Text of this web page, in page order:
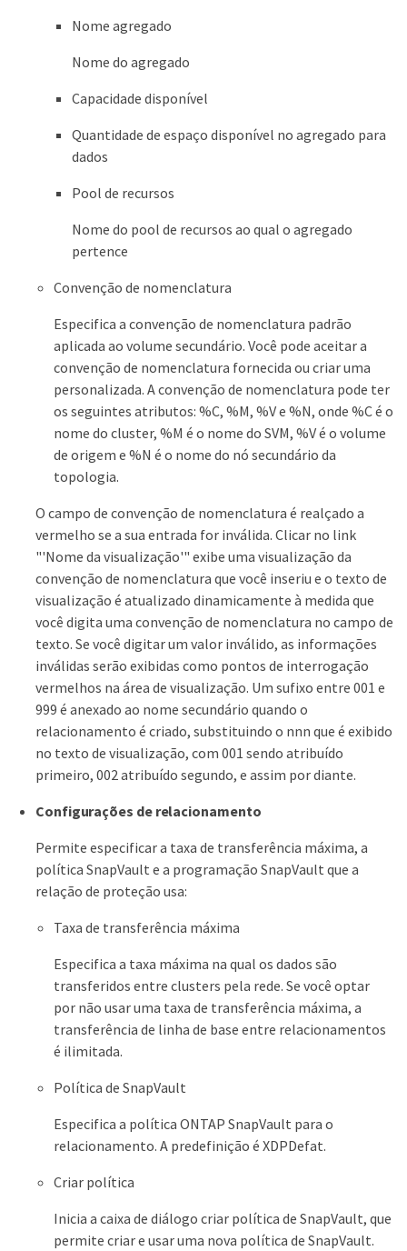
Nome agregado
Nome do agregado
Capacidade disponível
Quantidade de espaço disponível no agregado para
dados
Pool de recursos
Nome do pool de recursos ao qual o agregado
pertence
Convenção de nomenclatura
Especifica a convenção de nomenclatura padrão
aplicada ao volume secundário. Você pode aceitar a
convenção de nomenclatura fornecida ou criar uma
personalizada. A convenção de nomenclatura pode ter
os seguintes atributos: %C, %M, %V e %N, onde %C é o
nome do cluster, %M é o nome do SVM, %V é o volume
de origem e %N é o nome do nó secundário da
topologia.
O campo de convenção de nomenclatura é realçado a
vermelho se a sua entrada for inválida. Clicar no link
"'Nome da visualização'" exibe uma visualização da
convenção de nomenclatura que você inseriu e o texto de
visualização é atualizado dinamicamente à medida que
você digita uma convenção de nomenclatura no campo de
texto. Se você digitar um valor inválido, as informações
inválidas serão exibidas como pontos de interrogação
vermelhos na área de visualização. Um sufixo entre 001 e
999 é anexado ao nome secundário quando o
relacionamento é criado, substituindo o nnn que é exibido
no texto de visualização, com 001 sendo atribuído
primeiro, 002 atribuído segundo, e assim por diante.
Configurações de relacionamento
Permite especificar a taxa de transferência máxima, a
política SnapVault e a programação SnapVault que a
relação de proteção usa:
Taxa de transferência máxima
Especifica a taxa máxima na qual os dados são
transferidos entre clusters pela rede. Se você optar
por não usar uma taxa de transferência máxima, a
transferência de linha de base entre relacionamentos
é ilimitada.
Política de SnapVault
Especifica a política ONTAP SnapVault para o
relacionamento. A predefinição é XDPDefat.
Criar política
Inicia a caixa de diálogo criar política de SnapVault, que
permite criar e usar uma nova política de SnapVault.